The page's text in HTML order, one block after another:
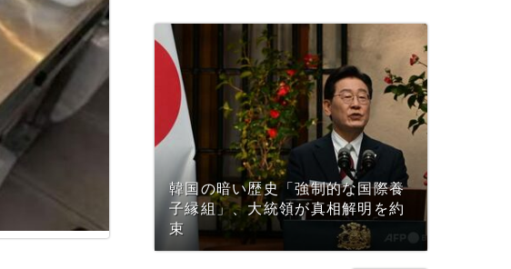
韓国の暗い歴史「強制的な国際養
子縁組」、大統領が真相解明を約
束